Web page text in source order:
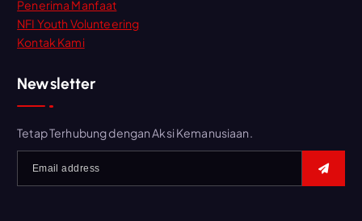
Penerima Manfaat
NFI Youth Volunteering
Kontak Kami
Newsletter
Tetap Terhubung dengan Aksi Kemanusiaan.